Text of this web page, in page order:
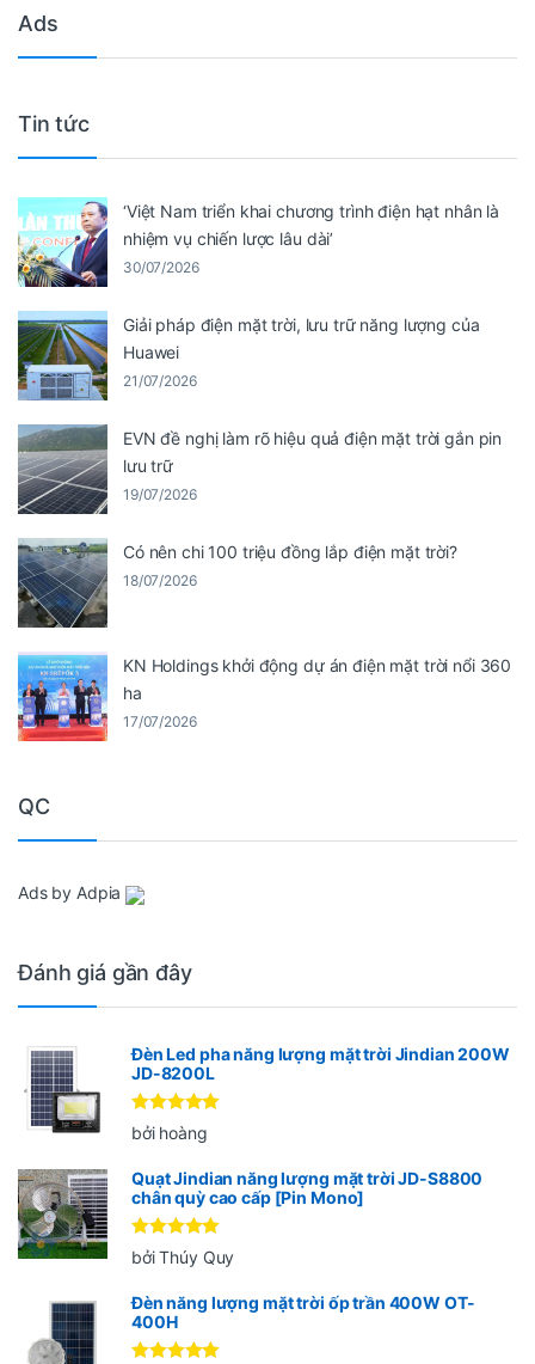
Ads
Tin tức
‘Việt Nam triển khai chương trình điện hạt nhân là
nhiệm vụ chiến lược lâu dài’
30/07/2026
Giải pháp điện mặt trời, lưu trữ năng lượng của
Huawei
21/07/2026
EVN đề nghị làm rõ hiệu quả điện mặt trời gắn pin
lưu trữ
19/07/2026
Có nên chi 100 triệu đồng lắp điện mặt trời?
18/07/2026
KN Holdings khởi động dự án điện mặt trời nổi 360
ha
17/07/2026
QC
Ads by Adpia
Đánh giá gần đây
Đèn Led pha năng lượng mặt trời Jindian 200W
JD-8200L
Được xếp
hạng55
bởi hoàng
Quạt Jindian năng lượng mặt trời JD-S8800
chân quỳ cao cấp [Pin Mono]
Được xếp
hạng 5 5
bởi Thúy Quy
Đèn năng lượng mặt trời ốp trần 400W OT-
400H